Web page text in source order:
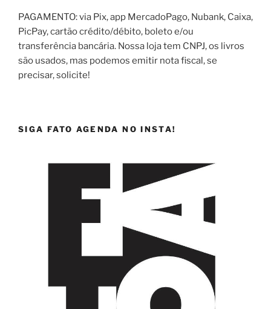
PAGAMENTO: via Pix, app MercadoPago, Nubank, Caixa,
PicPay, cartão crédito/débito, boleto e/ou
transferência bancária. Nossa loja tem CNPJ, os livros
são usados, mas podemos emitir nota fiscal, se
precisar, solicite!
SIGA FATO AGENDA NO INSTA!